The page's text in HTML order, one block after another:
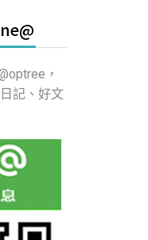
，
記、好文